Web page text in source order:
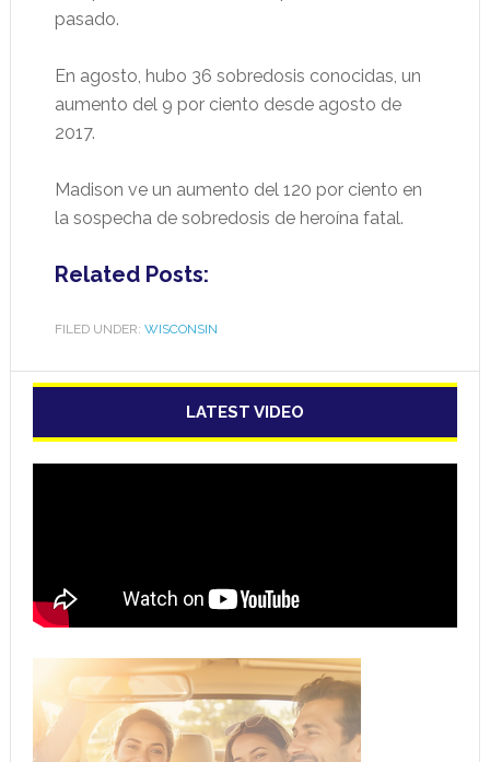
pasado.
En agosto, hubo 36 sobredosis conocidas, un
aumento del 9 por ciento desde agosto de
2017.
Madison ve un aumento del 120 por ciento en
la sospecha de sobredosis de heroína fatal.
Related Posts:
FILED UNDER: WISCONSIN
LATEST VIDEO